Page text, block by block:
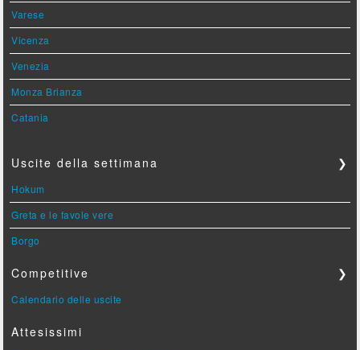
Varese
Vicenza
Venezia
Monza Brianza
Catania
Uscite della settimana ❯
Hokum
Greta e le favole vere
Borgo
Competitive ❯
Calendario delle uscite
Attesissimi